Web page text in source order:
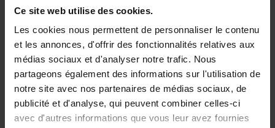
Ce site web utilise des cookies.
Les cookies nous permettent de personnaliser le contenu
et les annonces, d'offrir des fonctionnalités relatives aux
médias sociaux et d'analyser notre trafic. Nous
partageons également des informations sur l'utilisation de
notre site avec nos partenaires de médias sociaux, de
publicité et d'analyse, qui peuvent combiner celles-ci
avec d'autres informations que vous leur avez fournies
ans sur la Grande Ile et apportant le savoir-faire
reconnu du groupe Colas en chaussées
aéronautiques. Les deux entreprises sont réuni es
à hauteur de 50/50 au sein d'une coentreprise de
"Conception-Construction".
Pour sa part, le Groupe ADP fournira des
prestations d'assistance pour l'exploitation et la